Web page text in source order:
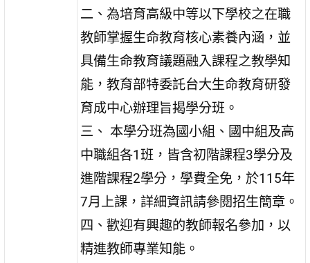
二、為培育高級中等以下學校之在職
教師掌握生命教育核心素養內涵，並
具備生命教育議題融入課程之教學知
能，教育部特委託台大生命教育研發
育成中心辦理旨揭學分班。
三、 本學分班為國小組、國中組及高
中職組各1班，皆含初階課程3學分及
進階課程2學分，學費全免，於115年
7月上課，詳細資訊請參閱招生簡章。
四、歡迎有興趣的教師報名參加，以
精進教師專業知能。